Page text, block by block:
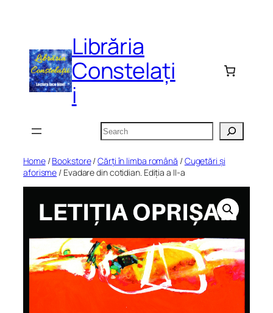
Librăria
Constelați
i
Search
Home/Bookstore/Cărți în limba română /Cugetări și
aforisme / Evadare din cotidian. Ediția a II-a